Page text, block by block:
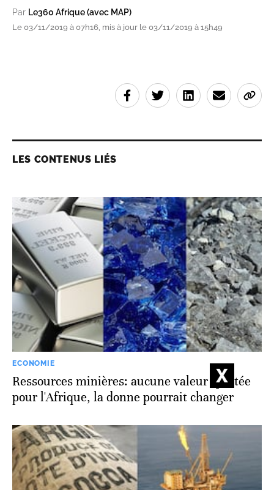
Par Le360 Afrique (avec MAP)
Le 03/11/2019 à 07h16, mis à jour le 03/11/2019 à 15h49
LES CONTENUS LIÉS
ECONOMIE
Ressources minières: aucune valeur ajoutée
pour l'Afrique, la donne pourrait changer